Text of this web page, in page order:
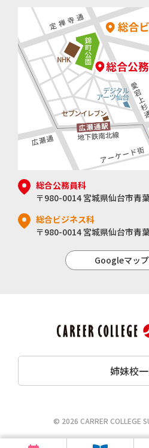
総合公務員科
〒980-0014 宮城県仙台市青
総合ビジネス科
〒980-0014 宮城県仙台市青
Googleマッ
姉妹校
© 2026 CARRER COLLEGE